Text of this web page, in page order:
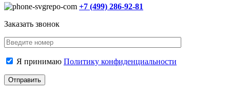
+7 (499) 286-92-81
Заказать звонок
Я принимаю Политику конфиденциальности